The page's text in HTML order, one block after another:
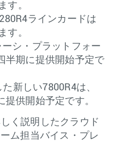
す。
ラインカードは
す。
シ・プラットフォー
半期に提供開始予定で
新しい7800R4は、
提供開始予定です。
く説明したクラウド
ム担当バイス・プレ